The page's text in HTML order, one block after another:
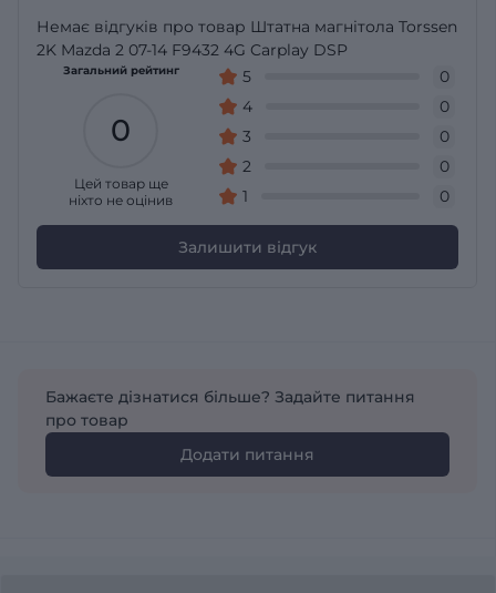
Немає відгуків про товар Штатна магнітола Torssen
2K Mazda 2 07-14 F9432 4G Carplay DSP
Загальний рейтинг
0
Цей товар ще
ніхто не оцінив
5
0
4
0
3
0
2
0
1
0
Залишити відгук
Бажаєте дізнатися більше? Задайте питання
про товар
Додати питання